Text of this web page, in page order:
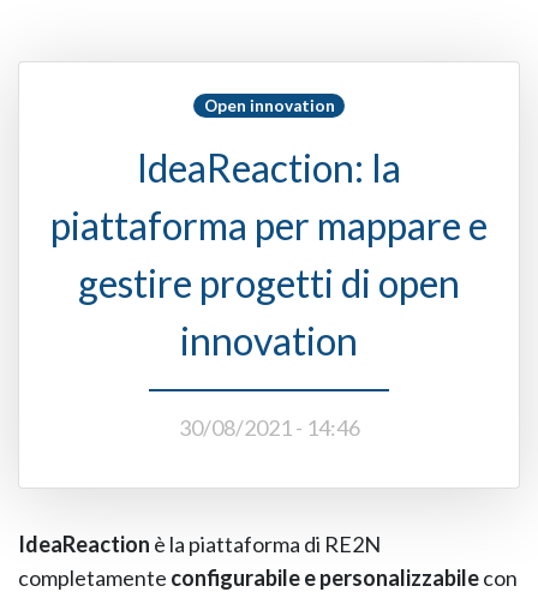
Open innovation
IdeaReaction: Ia
piattaforma per mappare e
gestire progetti di open
innovation
30/08/2021 - 14:46
IdeaReaction è la piattaforma di RE2N
completamente configurabile e personalizzabilecon